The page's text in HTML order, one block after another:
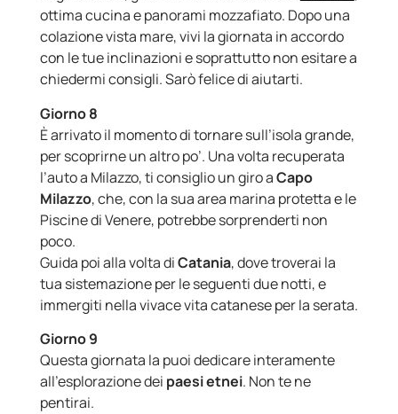
ottima cucina e panorami mozzafiato. Dopo una
colazione vista mare, vivi la giornata in accordo
con le tue inclinazioni e soprattutto non esitare a
chiedermi consigli. Sarò felice di aiutarti.
Giorno 8
È arrivato il momento di tornare sull’isola grande,
per scoprirne un altro po’. Una volta recuperata
l’auto a Milazzo, ti consiglio un giro aCapo
Milazzo, che, con la sua area marina protetta e le
Piscine di Venere, potrebbe sorprenderti non
poco.
Guida poi alla volta diCatania, dove troverai la
tua sistemazione per le seguenti due notti, e
immergiti nella vivace vita catanese per la serata.
Giorno 9
Questa giornata la puoi dedicare interamente
all’esplorazione dei paesi etnei. Non te ne
pentirai.